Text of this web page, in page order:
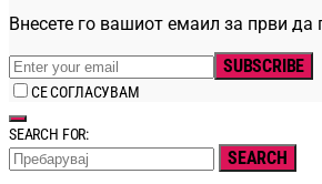
Внесете го вашиот емаил за први да
SUBSCRIBE
СЕ СОГЛАСУВАМ
SEARCH FOR:
SEARCH